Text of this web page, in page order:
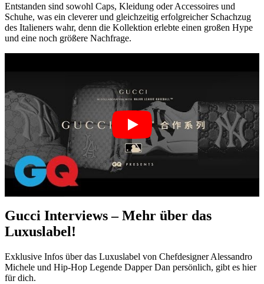
Entstanden sind sowohl Caps, Kleidung oder Accessoires und
Schuhe, was ein cleverer und gleichzeitig erfolgreicher Schachzug
des Italieners wahr, denn die Kollektion erlebte einen großen Hype
und eine noch größere Nachfrage.
Gucci Interviews – Mehr über das
Luxuslabel!
Exklusive Infos über das Luxuslabel von Chefdesigner Alessandro
Michele und Hip-Hop Legende Dapper Dan persönlich, gibt es hier
für dich.